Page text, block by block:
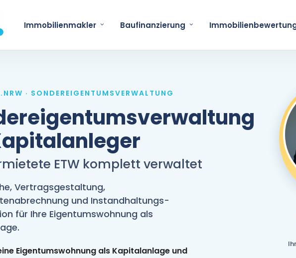
Immobilienmakler Baufinanzierung
· SONDEREIGENTUMSVERWALTUNG
ETW komplett verwaltet
Vertragsgestaltung,
und Instandhaltungs-
für Ihre Eigentumswohnung als
Eigentumswohnung als Kapitalanlage und